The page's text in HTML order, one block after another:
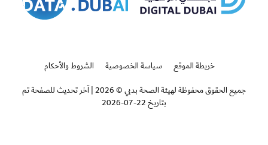
خريطة الموقع سياسة الخصوصية
الشروط والأحكام
جميع الحقوق محفوظة لهيئة الصحة بدبي © 2026
|آخر تحديث للصفحة تم
بتاريخ 22-07-2026